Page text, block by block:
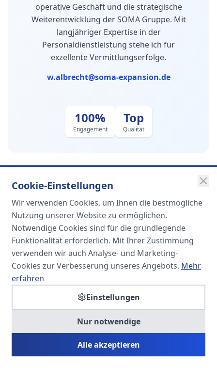
operative Geschäft und die strategische
Weiterentwicklung der SOMA Gruppe. Mit
langjähriger Expertise in der
Personaldienstleistung stehe ich für
exzellente Vermittlungserfolge.
w.albrecht@soma-expansion.de
100%
Engagement
Top
Qualität
SOMA
Unternehmensgruppe
Spezialisiert auf Fach- und
Führungskräfte in der
SOMA HR KONSULT UG
Personalberatung & Executive Search
Cookie-Einstellungen
Wir verwenden Cookies, um Ihnen die bestmögliche
Nutzung unserer Website zu ermöglichen.
Notwendige Cookies sind für die grundlegende
Funktionalität erforderlich. Mit Ihrer Zustimmung
verwenden wir auch Analyse- und Marketing-
Cookies zur Verbesserung unseres Angebots. Mehr
erfahren
Einstellungen
Nur notwendige
Alle akzeptieren